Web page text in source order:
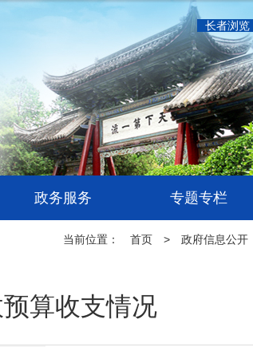
长者浏览
政务服务 专题专栏
当前位置： 首页 > 政府信息公开
算收支情况